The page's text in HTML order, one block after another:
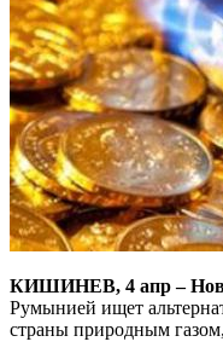
КИШИНЕВ, 4 апр –
Румынией ищет
страны природным